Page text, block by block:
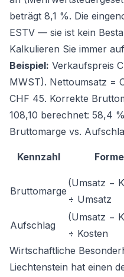
beträgt 8,1 %. Die
ESTV — sie ist kein
Kalkulieren Sie immer
Beispiel: Verkaufspreis
MWST). Nettoumsatz =
CHF 45. Korrekte
108,10 berechnet: 58,4
Bruttomarge vs.
Kennzahl
Bruttomarge
(Umsatz −
÷ Umsatz
Aufschlag
(Umsatz −
÷ Kosten
Wirtschaftliche
Liechtenstein hat einen